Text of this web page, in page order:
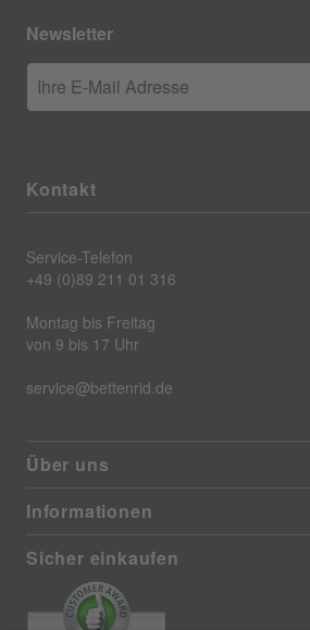
Newsletter
Ihre E-Mail Adresse
Kontakt
Service-Telefon
+49 (0)89 211 01 316
Montag bis Freitag
von 9 bis 17 Uhr
service@bettenrid.de
Über uns
Informationen
Sicher einkaufen